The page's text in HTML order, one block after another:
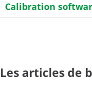
Calibration
Industrie 4.0
Les articles de